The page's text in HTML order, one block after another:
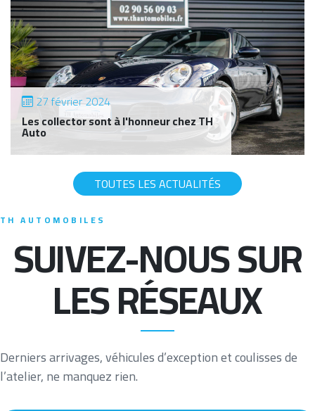
27 février 2024
Les collector sont à l'honneur chez TH
Auto
TOUTES LES ACTUALITÉS
TH AUTOMOBILES
SUIVEZ-NOUS SUR
LES RÉSEAUX
Derniers arrivages, véhicules d’exceptionet coulisses de
l’atelier, ne manquez rien.